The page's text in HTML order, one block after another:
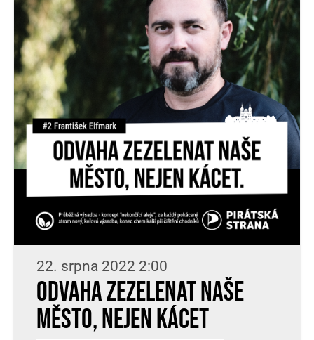
22. srpna 2022 2:00
Odvaha zezelenat naše
město, nejen kácet